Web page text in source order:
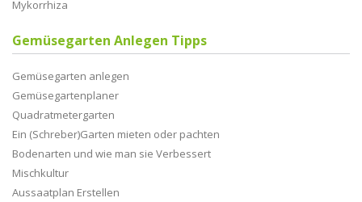
Mykorrhiza
Gemüsegarten Anlegen Tipps
Gemüsegarten anlegen
Gemüsegartenplaner
Quadratmetergarten
Ein (Schreber)Garten mieten oder pachten
Bodenarten und wie man sie Verbessert
Mischkultur
Aussaatplan Erstellen